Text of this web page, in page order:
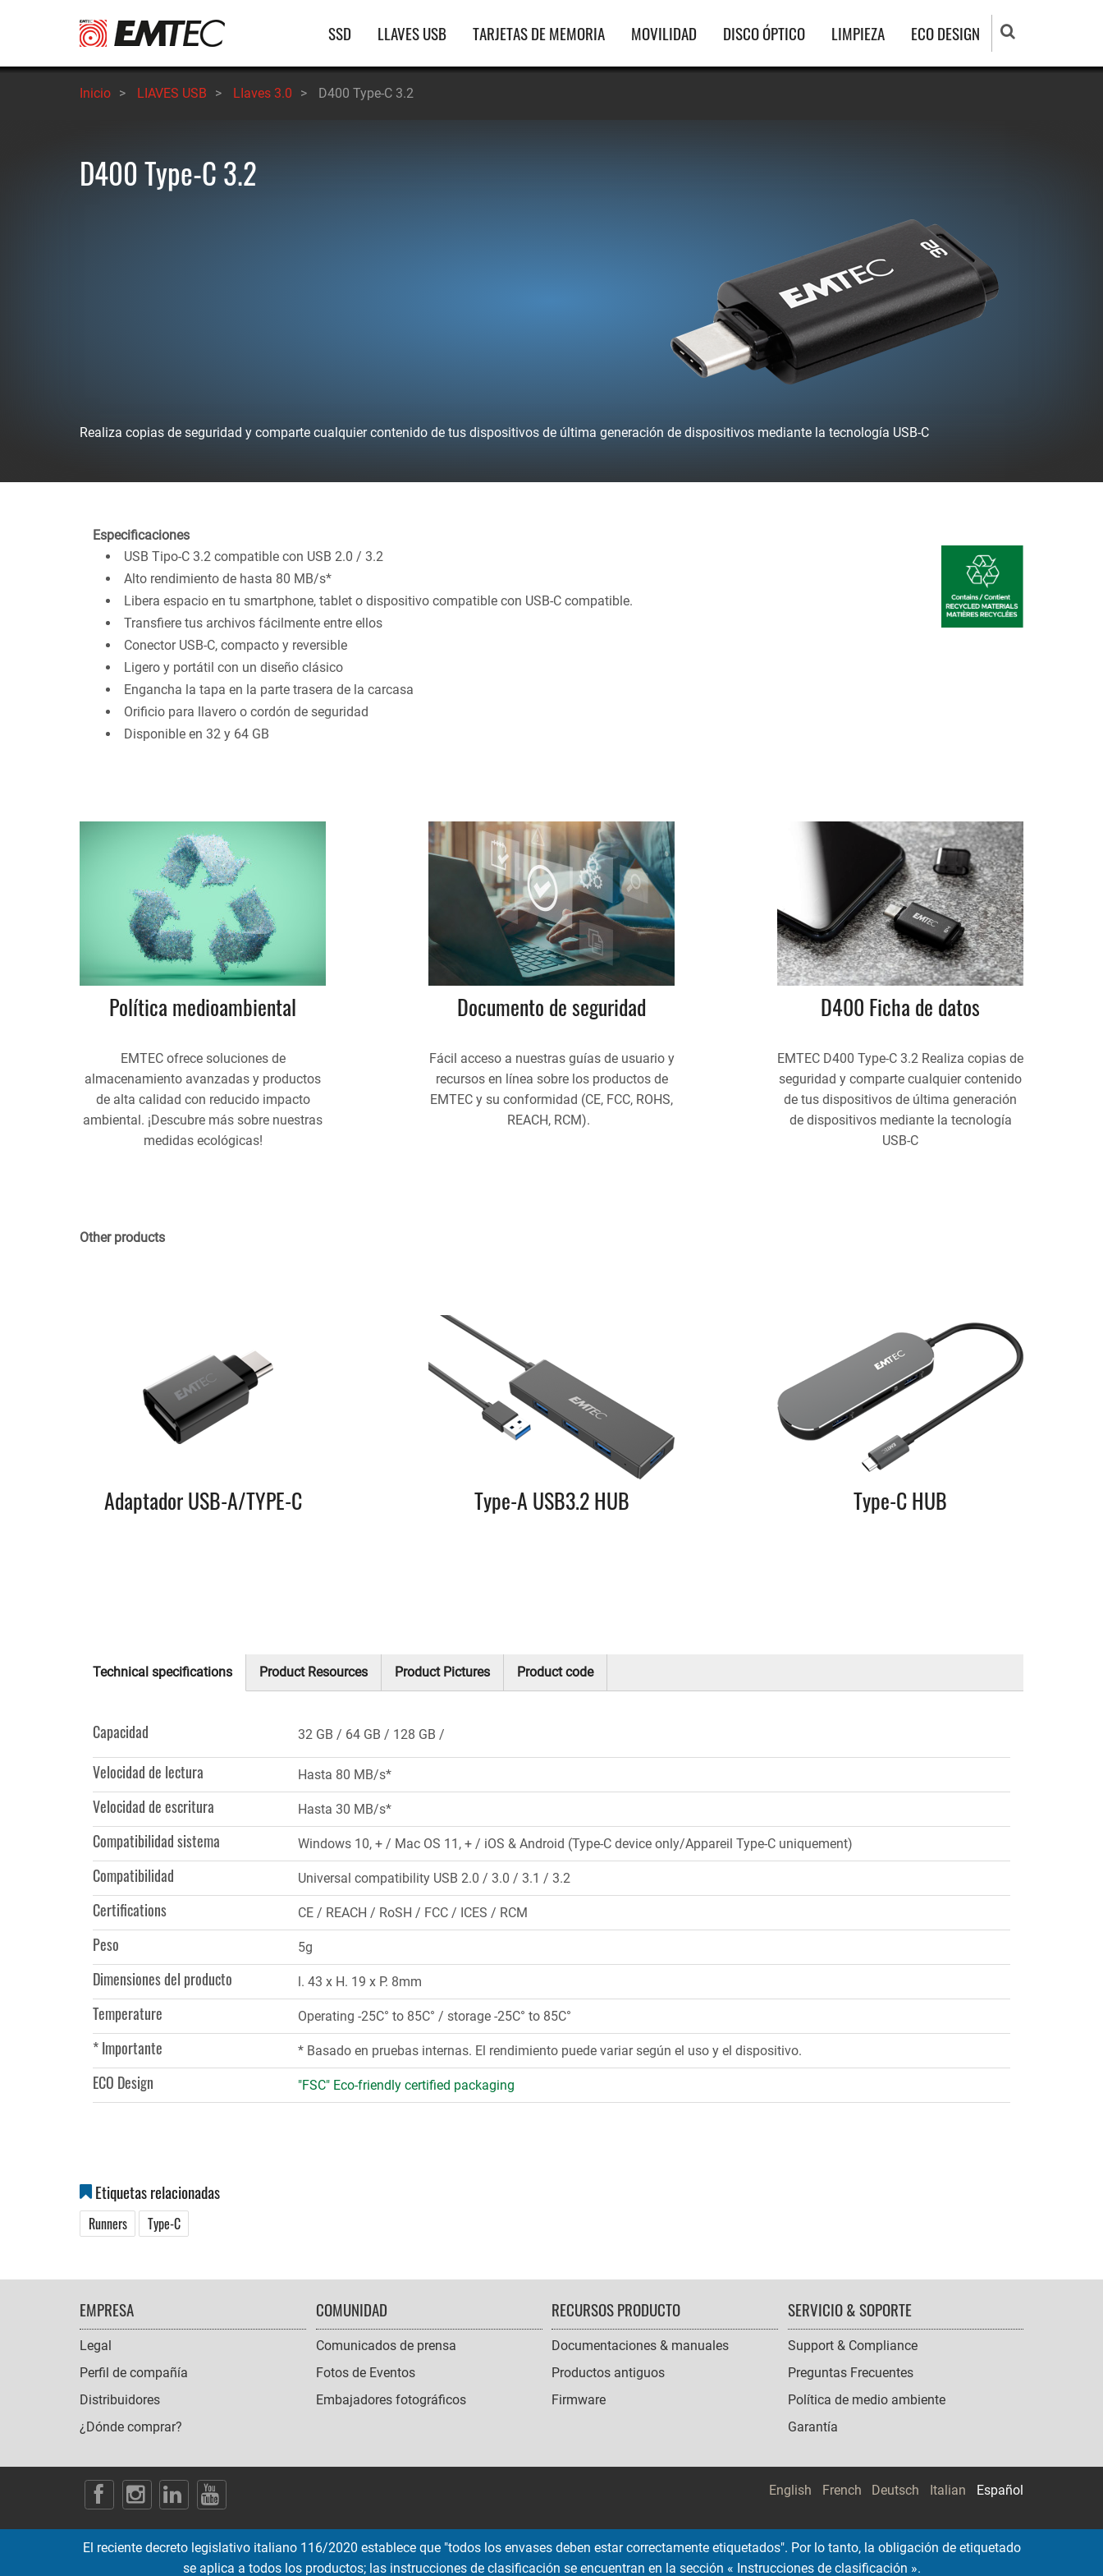
principal
Navegación
principal
SSD LLAVES USB TARJETAS DE MEMORIA MOVILIDAD DISCO ÓPTICO LIMPIEZA ECO DESIGN
Inicio > LIAVES USB > LIaves 3.0 > D400 Type-C 3.2
D400 Type-C 3.2
Realiza copias de seguridad y comparte cualquier contenido de tus dispositivos de última generación de dispositivos mediante la tecnología USB-C
Especificaciones
USB Tipo-C 3.2 compatible con USB 2.0 / 3.2
Alto rendimiento de hasta 80 MB/s*
Libera espacio en tu smartphone, tablet o dispositivo compatible con USB-C compatible.
Transfiere tus archivos fácilmente entre ellos
Conector USB-C, compacto y reversible
Ligero y portátil con un diseño clásico
Engancha la tapa en la parte trasera de la carcasa
Orificio para llavero o cordón de seguridad
Disponible en 32 y 64 GB
Política medioambiental
EMTEC ofrece soluciones de
almacenamiento avanzadas y productos
de alta calidad con reducido impacto
ambiental. ¡Descubre más sobre nuestras
medidas ecológicas!
Documento de seguridad
Fácil acceso a nuestras guías de usuario y
recursos en línea sobre los productos de
EMTEC y su conformidad (CE, FCC, ROHS,
REACH, RCM).
D400 Ficha de datos
EMTEC D400 Type-C 3.2 Realiza copias de
seguridad y comparte cualquier contenido
de tus dispositivos de última generación
de dispositivos mediante la tecnología
USB-C
Other products
Adaptador USB-A/TYPE-C Type-A USB3.2 HUB Type-C HUB
Technical specifications
Product Resources Product Pictures Product code
Capacidad 32 GB 64 GB 128 GB
Velocidad de lectura Hasta 80 MB/s*
Velocidad de escritura Hasta 30 MB/s*
Compatibilidad sistema Windows 10, + / Mac OS 11, + / iOS & Android (Type-C device only/Appareil Type-C uniquement)
Compatibilidad Universal compatibility USB 2.0 / 3.0 / 3.1 / 3.2
Certifications CE / REACH / RoSH / FCC / ICES / RCM
Peso 5g
Dimensiones del producto l. 43 x H. 19 x P. 8mm
Temperature Operating -25C° to 85C° / storage -25C° to 85C°
* Importante * Basado en pruebas internas. El rendimiento puede variar según el uso y el dispositivo.
ECO Design "FSC" Eco-friendly certified packaging
Etiquetas relacionadas
Runners Type-C
FOOTER
NAVIGATION
EMPRESA
Legal
Perfil de compañía
Distribuidores
¿Dónde comprar?
COMUNIDAD
Comunicados de prensa
Fotos de Eventos
Embajadores fotográficos
RECURSOS PRODUCTO
Documentaciones & manuales
Productos antiguos
Firmware
SERVICIO & SOPORTE
Support & Compliance
Preguntas Frecuentes
Política de medio ambiente
Garantía
SOCIAL
English French Deutsch Italian Español
Copyright © 2026 EMTEC, All rights reserved.
El reciente decreto legislativo italiano 116/2020 establece que "todos los envases deben estar correctamente etiquetados". Por lo tanto, la obligación de etiquetado
se aplica a todos los productos; las instrucciones de clasificación se encuentran en la sección « Instrucciones de clasificación ».